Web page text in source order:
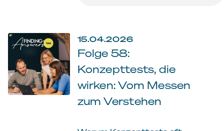
15.04.2026
Folge 58:
Konzepttests, die
wirken: Vom Messen
zum Verstehen